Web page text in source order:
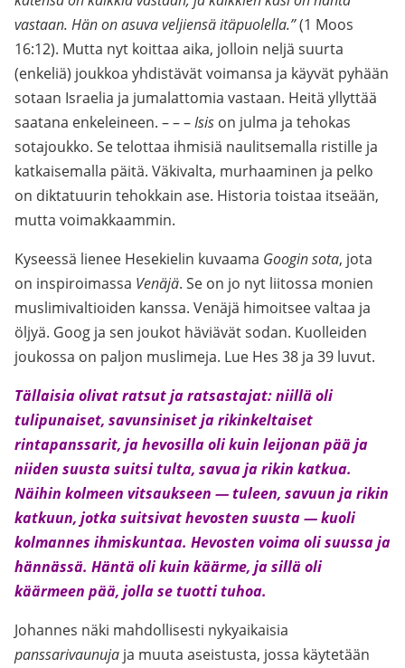
vastaan. Hän on asuva veljiensä itäpuolella.”(1 Moos
16:12). Mutta nyt koittaa aika, jolloin neljä suurta
(enkeliä) joukkoa yhdistävät voimansa ja käyvät pyhään
sotaan Israelia ja jumalattomia vastaan. Heitä yllyttää
saatana enkeleineen. – – –Isis on julma ja tehokas
sotajoukko. Se telottaa ihmisiä naulitsemalla ristille ja
katkaisemalla päitä. Väkivalta, murhaaminen ja pelko
on diktatuurin tehokkain ase. Historia toistaa itseään,
mutta voimakkaammin.
Kyseessä lienee Hesekielin kuvaama Googin sota, jota
on inspiroimassa Venäjä. Se on jo nyt liitossa monien
muslimivaltioiden kanssa. Venäjä himoitsee valtaa ja
öljyä. Goog ja sen joukot häviävät sodan. Kuolleiden
joukossa on paljon muslimeja. Lue Hes 38 ja 39 luvut.
Tällaisia olivat ratsut ja ratsastajat: niillä oli
tulipunaiset, savunsiniset ja rikinkeltaiset
rintapanssarit, ja hevosilla oli kuin leijonan pää ja
niiden suusta suitsi tulta, savua ja rikin katkua.
Näihin kolmeen vitsaukseen — tuleen, savuun ja rikin
katkuun, jotka suitsivat hevosten suusta — kuoli
kolmannes ihmiskuntaa. Hevosten voima oli suussa ja
hännässä. Häntä oli kuin käärme, ja sillä oli
käärmeen pää, jolla se tuotti tuhoa.
Johannes näki mahdollisesti nykyaikaisia
panssarivaunuja ja muuta aseistusta, jossa käytetään